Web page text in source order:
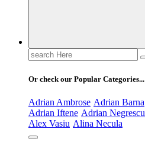
Search
for:
Or check our Popular Categories...
Adrian Ambrose Adrian Barna
Adrian Iftene Adrian Negrescu
Alex Vasiu Alina Necula